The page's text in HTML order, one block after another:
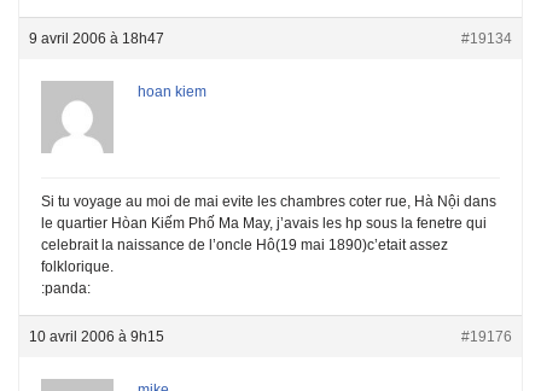
9 avril 2006 à 18h47 #19134
hoan kiem
Si tu voyage au moi de mai evite les chambres coter rue, Hà Nội dans
le quartier Hòan Kiếm Phố Ma May, j’avais les hp sous la fenetre qui
celebrait la naissance de l’oncle Hô(19 mai 1890)c’etait assez
folklorique.
:panda:
10 avril 2006 à 9h15 #19176